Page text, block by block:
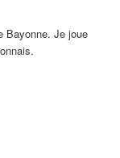
Bayonne. Je joue